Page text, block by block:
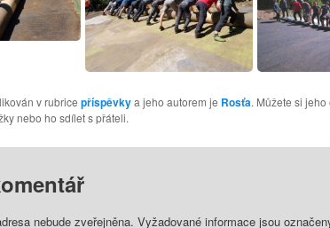
v rubrice příspěvkya jeho autorem je Rosťa. Můžete si jeho
nebo ho sdílet s přáteli.
nebude zveřejněna. Vyžadované informace jsou